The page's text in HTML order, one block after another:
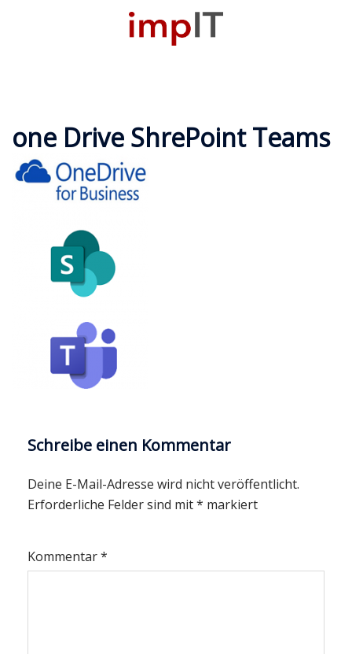
one Drive ShrePoint Teams
Schreibe einen Kommentar
Deine E-Mail-Adresse wird nicht veröffentlicht.
Erforderliche Felder sind mit* markiert
Kommentar*